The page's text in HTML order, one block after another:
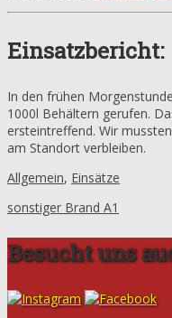
Einsatzbericht:
In den frühen
1000l Behältern gerufen.
ersteintreffend. Wir
am Standort verbleiben.
Allgemein, Einsätze
sonstiger Brand A1
Besucht uns